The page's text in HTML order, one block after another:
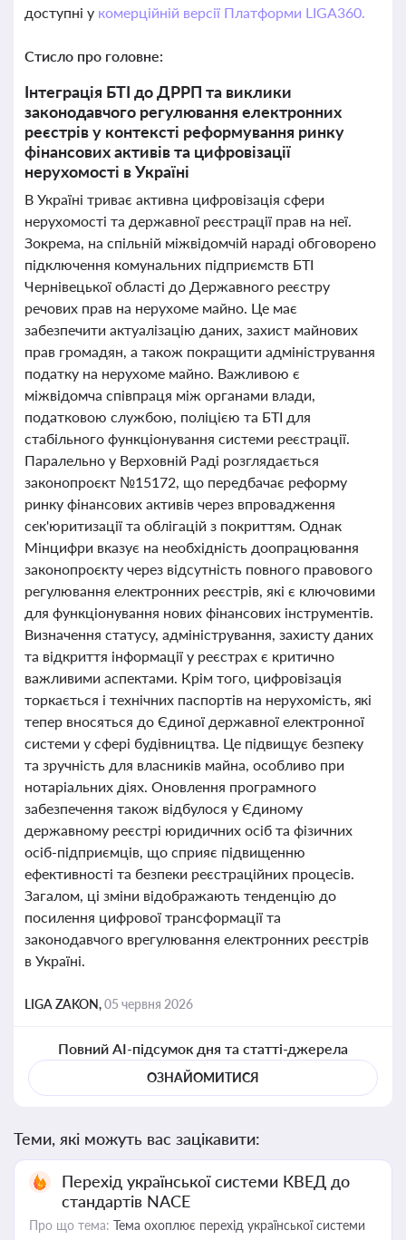
доступні у комерційній версії Платформи LIGA360.
Стисло про головне:
Інтеграція БТІ до ДРРП та виклики
законодавчого регулювання електронних
реєстрів у контексті реформування ринку
фінансових активів та цифровізації
нерухомості в Україні
В Україні триває активна цифровізація сфери
нерухомості та державної реєстрації прав на неї.
Зокрема, на спільній міжвідомчій нараді обговорено
підключення комунальних підприємств БТІ
Чернівецької області до Державного реєстру
речових прав на нерухоме майно. Це має
забезпечити актуалізацію даних, захист майнових
прав громадян, а також покращити адміністрування
податку на нерухоме майно. Важливою є
міжвідомча співпраця між органами влади,
податковою службою, поліцією та БТІ для
стабільного функціонування системи реєстрації.
Паралельно у Верховній Раді розглядається
законопроєкт №15172, що передбачає реформу
ринку фінансових активів через впровадження
сек'юритизації та облігацій з покриттям. Однак
Мінцифри вказує на необхідність доопрацювання
законопроєкту через відсутність повного правового
регулювання електронних реєстрів, які є ключовими
для функціонування нових фінансових інструментів.
Визначення статусу, адміністрування, захисту даних
та відкриття інформації у реєстрах є критично
важливими аспектами. Крім того, цифровізація
торкається і технічних паспортів на нерухомість, які
тепер вносяться до Єдиної державної електронної
системи у сфері будівництва. Це підвищує безпеку
та зручність для власників майна, особливо при
нотаріальних діях. Оновлення програмного
забезпечення також відбулося у Єдиному
державному реєстрі юридичних осіб та фізичних
осіб-підприємців, що сприяє підвищенню
ефективності та безпеки реєстраційних процесів.
Загалом, ці зміни відображають тенденцію до
посилення цифрової трансформації та
законодавчого врегулювання електронних реєстрів
в Україні.
LIGA ZAKON,05 червня 2026
Повний AI-підсумок дня та статті-джерела
ОЗНАЙОМИТИСЯ
Теми, які можуть вас зацікавити:
Перехід української системи КВЕД до
стандартів NACE
Про що тема: Тема охоплює перехід української системи